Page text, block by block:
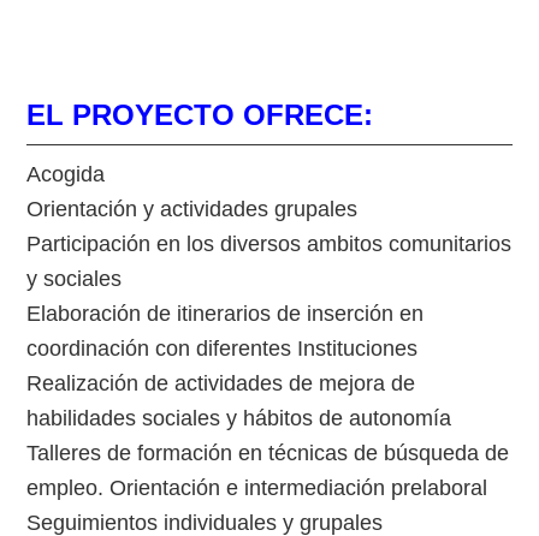
EL PROYECTO OFRECE:
Acogida
Orientación y actividades grupales
Participación en los diversos ambitos comunitarios
y sociales
Elaboración de itinerarios de inserción en
coordinación con diferentes Instituciones
Realización de actividades de mejora de
habilidades sociales y hábitos de autonomía
Talleres de formación en técnicas de búsqueda de
empleo. Orientación e intermediación prelaboral
Seguimientos individuales y grupales